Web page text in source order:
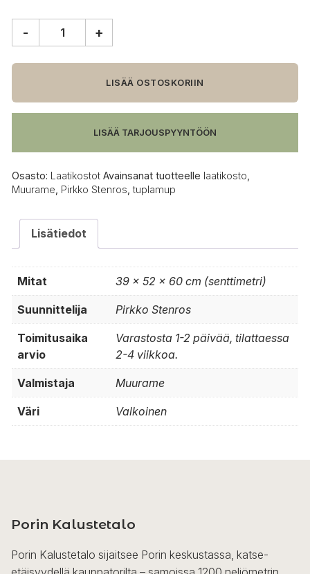
laatikosto
määrä
- +
LISÄÄ OSTOSKORIIN
LISÄÄ TARJOUSPYYNTÖÖN
Osasto: Laatikostot Avainsanat tuotteelle laatikosto
Muurame Pirkko Stenros ,tuplamup
Lisätiedot
Mitat 39 × 52 × 60 cm (senttimetri)
Suunnittelija Pirkko Stenros
Toimitusaika
arvio
Varastosta 1-2 päivää, tilattaessa
2-4 viikkoa.
Valmistaja Muurame
Väri Valkoinen
Porin Kalustetalo
Porin Kalustetalo sijaitsee Porin keskustassa, katse-